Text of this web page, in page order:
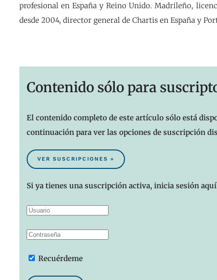
profesional en España y Reino Unido. Madrileño,
desde 2004, director general de Chartis en España y
Contenido sólo para
El contenido completo de este artículo sólo está
continuación para ver las opciones de suscripción
VER SUSCRIPCIONES »
Si ya tienes una suscripción activa, inicia sesión
Recuérdeme